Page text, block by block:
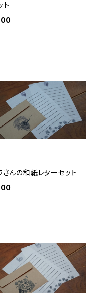
ト
さんの和紙レターセット